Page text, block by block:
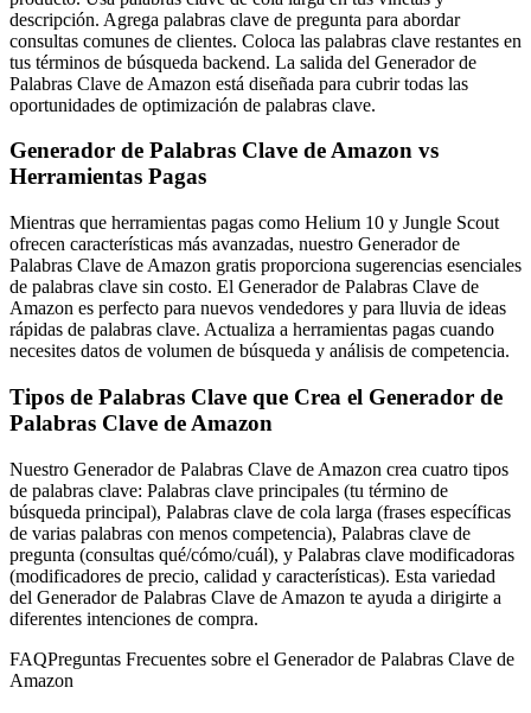
descripción. Agrega palabras clave de pregunta para abordar
consultas comunes de clientes. Coloca las palabras clave restantes en
tus términos de búsqueda backend. La salida del Generador de
Palabras Clave de Amazon está diseñada para cubrir todas las
oportunidades de optimización de palabras clave.
Generador de Palabras Clave de Amazon vs
Herramientas Pagas
Mientras que herramientas pagas como Helium 10 y Jungle Scout
ofrecen características más avanzadas, nuestro Generador de
Palabras Clave de Amazon gratis proporciona sugerencias esenciales
de palabras clave sin costo. El Generador de Palabras Clave de
Amazon es perfecto para nuevos vendedores y para lluvia de ideas
rápidas de palabras clave. Actualiza a herramientas pagas cuando
necesites datos de volumen de búsqueda y análisis de competencia.
Tipos de Palabras Clave que Crea el Generador de
Palabras Clave de Amazon
Nuestro Generador de Palabras Clave de Amazon crea cuatro tipos
de palabras clave: Palabras clave principales (tu término de
búsqueda principal), Palabras clave de cola larga (frases específicas
de varias palabras con menos competencia), Palabras clave de
pregunta (consultas qué/cómo/cuál), y Palabras clave modificadoras
(modificadores de precio, calidad y características). Esta variedad
del Generador de Palabras Clave de Amazon te ayuda a dirigirte a
diferentes intenciones de compra.
FAQPreguntas Frecuentes sobre el Generador de Palabras Clave de
Amazon